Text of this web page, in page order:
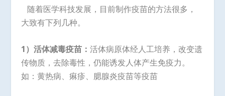
随着医学科技发展，目前制作疫苗的方法很多，
大致有下列几种。
1）活体减毒疫苗：活体病原体经人工培养，改变遗
传物质，去除毒性，仍能诱发人体产生免疫力。
如：黄热病、痳疹、腮腺炎疫苗等疫苗